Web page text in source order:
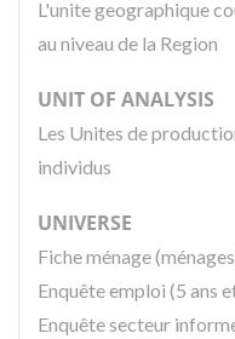
L'unite geographique
au niveau de la Region
UNIT OF ANALYSIS
Les Unites de
individus
UNIVERSE
Fiche ménage
Enquête emploi (5 ans
Enquête secteur